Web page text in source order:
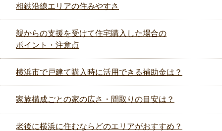
相鉄沿線エリアの住みやすさ
親からの支援を受けて住宅購入した場合の
ポイント・注意点
横浜市で戸建て購入時に活用できる補助金は？
家族構成ごとの家の広さ・間取りの目安は？
老後に横浜に住むならどのエリアがおすすめ？